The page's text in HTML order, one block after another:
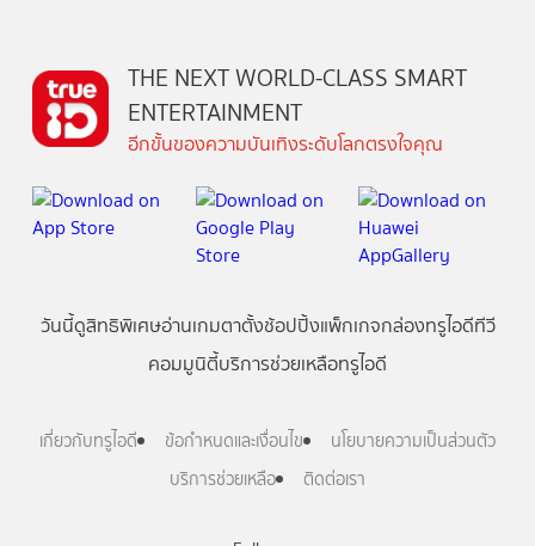
THE NEXT WORLD-CLASS SMART
ENTERTAINMENT
อีกขั้นของความบันเทิงระดับโลกตรงใจคุณ
วันนี้ดูสิทธิพิเศษอ่านเกมตาตั้งช้อปปิ้งแพ็กเกจกล่องทรูไอดีทีวี
คอมมูนิตี้บริการช่วยเหลือทรูไอดี
เกี่ยวกับทรูไอดี ข้อกำหนดและเงื่อนไข
นโยบายความเป็นส่วนตัว
บริการช่วยเหลือ
ติดต่อเรา